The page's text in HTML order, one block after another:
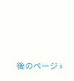
後のページ »